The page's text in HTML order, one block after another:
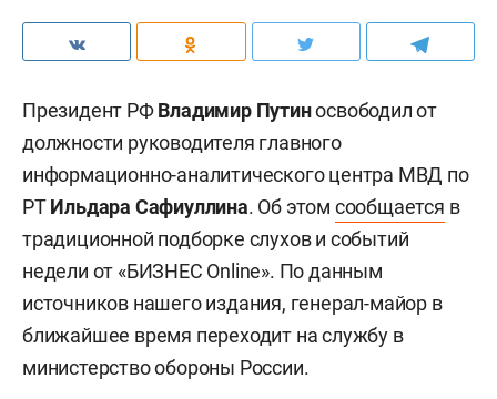
Президент РФВладимир Путиносвободил от
должности руководителя главного
информационно-аналитического центра МВД по
РТИльдара Сафиуллина. Об этом сообщается в
традиционной подборке слухов и событий
недели от «БИЗНЕС Online». По данным
источников нашего издания, генерал-майор в
ближайшее время переходит на службу в
министерство обороны России.